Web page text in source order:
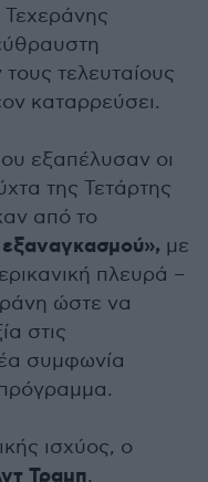
Τεχεράνης
τελευταίους
καταρρεύσει.
εξαπέλυσαν οι
της Τετάρτης
από το
με
πλευρά –
ώστε να
στις
συμφωνία
ισχύος, ο
Τραμπ,